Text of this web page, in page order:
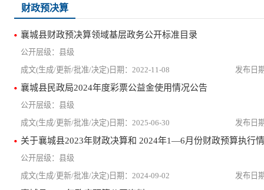
财政预决算
襄城县财政预决算领域基层政务公开标准目录
县级
2022-11-08
襄城县民政局2024年度彩票公益金使用情况公告
县级
2025-06-30
关于襄城县2023年财政决算和 2024年1—6月份财政预算执行
县级
2024-09-02